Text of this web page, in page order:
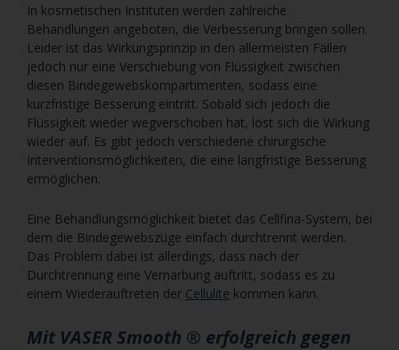
In kosmetischen Instituten werden zahlreiche
Behandlungen angeboten, die Verbesserung bringen sollen.
Leider ist das Wirkungsprinzip in den allermeisten Fällen
jedoch nur eine Verschiebung von Flüssigkeit zwischen
diesen Bindegewebskompartimenten, sodass eine
kurzfristige Besserung eintritt. Sobald sich jedoch die
Flüssigkeit wieder wegverschoben hat, löst sich die Wirkung
wieder auf. Es gibt jedoch verschiedene chirurgische
Interventionsmöglichkeiten, die eine langfristige Besserung
ermöglichen.
Eine Behandlungsmöglichkeit bietet das Cellfina-System, bei
dem die Bindegewebszüge einfach durchtrennt werden.
Das Problem dabei ist allerdings, dass nach der
Durchtrennung eine Vernarbung auftritt, sodass es zu
einem Wiederauftreten der Cellulite kommen kann.
Mit VASER Smooth ® erfolgreich gegen